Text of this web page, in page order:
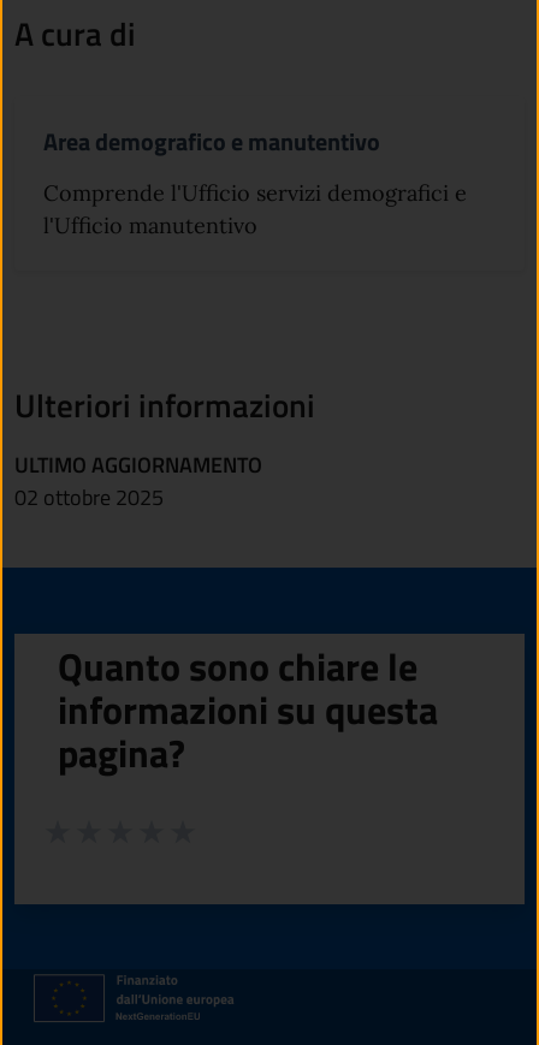
A cura di
Area demografico e manutentivo
Comprende l'Ufficio servizi demografici e
l'Ufficio manutentivo
Ulteriori informazioni
ULTIMO AGGIORNAMENTO
02 ottobre 2025
Quanto sono chiare le
informazioni su questa
pagina?